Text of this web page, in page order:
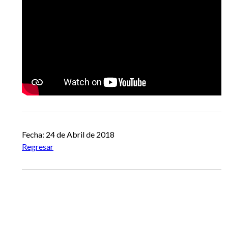
Fecha: 24 de Abril de 2018
Regresar